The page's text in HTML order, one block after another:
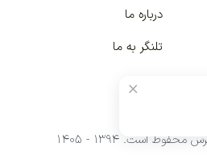
درباره ما
تلنگر به ما
است. ۱۳۹۴ - ۱۴۰۵
×